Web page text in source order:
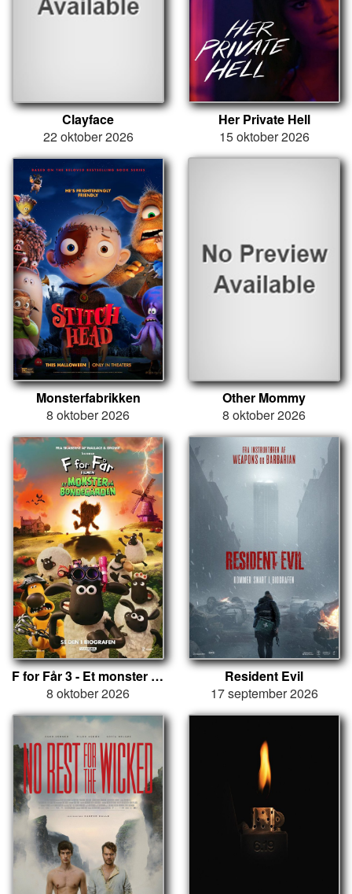
Clayface
22 oktober 2026
Her Private Hell
15 oktober 2026
Monsterfabrikken
8 oktober 2026
Other Mommy
8 oktober 2026
F for Får 3 - Et monster på bondegården
8 oktober 2026
Resident Evil
17 september 2026